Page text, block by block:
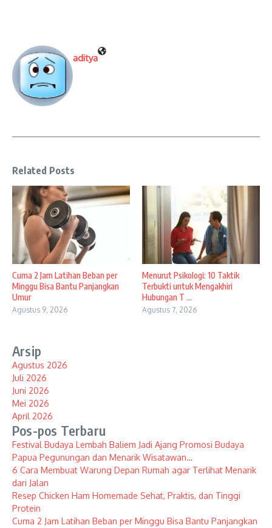
aditya
Related Posts
Cuma 2 Jam Latihan Beban per
Minggu Bisa Bantu Panjangkan
Umur
Agustus 9, 2026
Menurut Psikologi: 10 Taktik
Terbukti untuk Mengakhiri
Hubungan T ...
Agustus 7, 2026
Arsip
Agustus 2026
Juli 2026
Juni 2026
Mei 2026
April 2026
Pos-pos Terbaru
Festival Budaya Lembah Baliem Jadi Ajang Promosi Budaya
Papua Pegunungan dan Menarik Wisatawan…
6 Cara Membuat Warung Depan Rumah agar Terlihat Menarik
dari Jalan
Resep Chicken Ham Homemade Sehat, Praktis, dan Tinggi
Protein
Cuma 2 Jam Latihan Beban per Minggu Bisa Bantu Panjangkan